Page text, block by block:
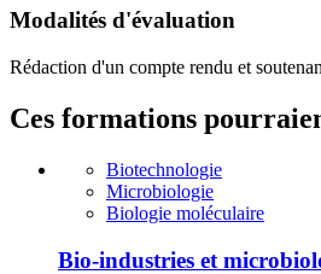
Modalités d'évaluation
Rédaction d'un compte rendu et
Ces formations
Biotechnologie
Microbiologie
Biologie moléculaire
Bio-industries et